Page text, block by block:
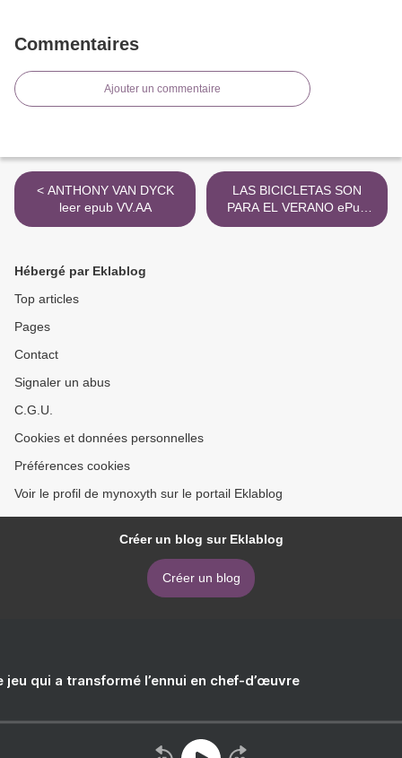
Commentaires
Ajouter un commentaire
< ANTHONY VAN DYCK
leer epub VV.AA
LAS BICICLETAS SON
PARA EL VERANO ePub
gratis >
Hébergé par Eklablog
Top articles
Pages
Contact
Signaler un abus
C.G.U.
Cookies et données personnelles
Préférences cookies
Voir le profil de mynoxyth sur le portail Eklablog
Créer un blog sur Eklablog
Créer un blog
jeu qui a transformé l’ennui en chef-d’œuvre